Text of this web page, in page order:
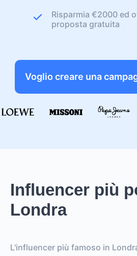
Risparmia €2000 ed
proposta gratuita
Voglio creare una
Influencer più
Londra
L'influencer più famoso in